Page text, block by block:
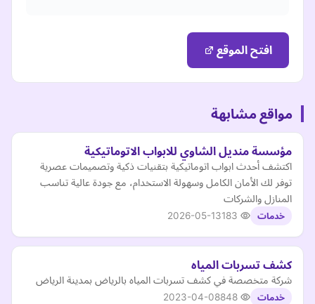
افتح الموقع
مواقع مشابهة
مؤسسة منديل الشاوي للابواب الاتوماتيكية
اكتشف أحدث ابواب اتوماتيكية بتقنيات ذكية وتصميمات عصرية
توفر لك الأمان الكامل وسهولة الاستخدام، مع جودة عالية تناسب
المنازل والشركات
خدمات 2026-05-13
كشف تسربات المياه
شركة متخصصة في كشف تسربات المياه بالرياض بمدينة الرياض
خدمات 2023-04-08